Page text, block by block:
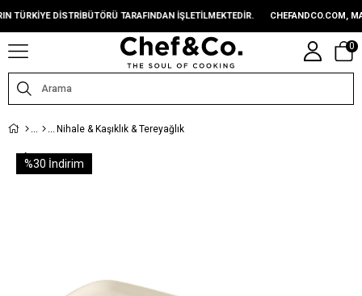
DISTRIBÜTÖRÜ TARAFINDAN IŞLETILMEKTEDIR. CHEFANDCO.COM,
0
Nihale & Kaşıklık & Tereyağlık
%30 İndirim